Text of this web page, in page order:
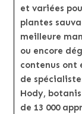
et variées
plantes
meilleure
ou encore
contenus ont
de
Hody,
de 13 000